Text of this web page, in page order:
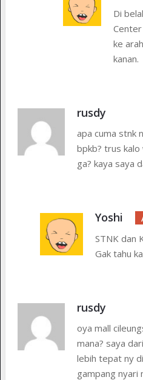
Di
ke
kanan.
rusdy
apa cuma stnk
bpkb? trus
ga? kaya saya
Yoshi
STNK dan
Gak tahu
rusdy
oya mall
mana? saya
lebih tepat ny
gampang nyari